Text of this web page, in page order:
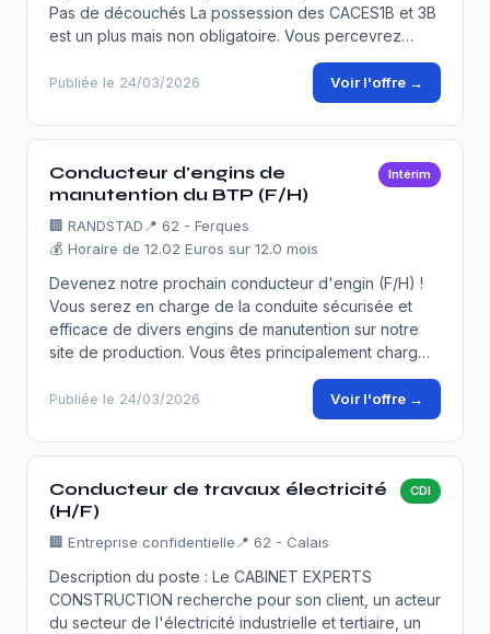
Pas de découchés La possession des CACES1B et 3B
est un plus mais non obligatoire. Vous percevrez…
Publiée le 24/03/2026 Voir l'offre →
Conducteur d'engins de
manutention du BTP (F/H)
Intérim
🏢 RANDSTAD 📍 62 - Ferques
💰 Horaire de 12.02 Euros sur 12.0 mois
Devenez notre prochain conducteur d'engin (F/H) !
Vous serez en charge de la conduite sécurisée et
efficace de divers engins de manutention sur notre
site de production. Vous êtes principalement charg…
Publiée le 24/03/2026 Voir l'offre →
Conducteur de travaux électricité
(H/F)
CDI
🏢 Entreprise confidentielle 📍 62 - Calais
Description du poste : Le CABINET EXPERTS
CONSTRUCTION recherche pour son client, un acteur
du secteur de l'électricité industrielle et tertiaire, un